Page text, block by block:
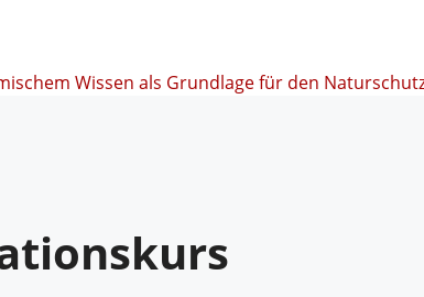
Wissen als Grundlage für den